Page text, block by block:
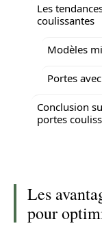
Les
coulissantes
Modèles
Portes
Conclusion
portes
Les
pour